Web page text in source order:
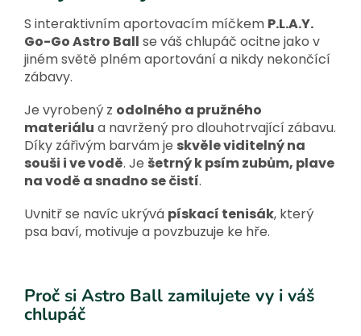
S interaktivním aportovacím míčkem P.L.A.Y.
Go-Go Astro Ball se váš chlupáč ocitne jako v
jiném světě plném aportování a nikdy nekončící
zábavy.
Je vyrobený z odolného a pružného
materiálu a navržený pro dlouhotrvající zábavu.
Díky zářivým barvám je skvěle viditelný na
souši i ve vodě. Je šetrný k psím zubům, plave
na vodě a snadno se čistí.
Uvnitř se navíc ukrývá pískací tenisák, který
psa baví, motivuje a povzbuzuje ke hře.
Proč si Astro Ball zamilujete vy i váš
chlupáč